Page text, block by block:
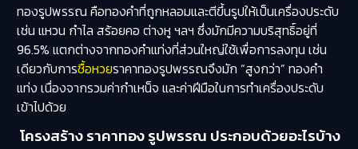
ทองรูปพรรณ คือทองคำที่ถูกหลอมและตีขึ้นรูปให้เป็นเครื่องประดับ
เช่น แหวน กำไล สร้อยคอ ต่างหู ฯลฯ ซึ่งมักมีความบริสุทธิ์อยู่ที่
96.5% แตกต่างจากทองคำแท่งที่ส่วนใหญ่ใช้เพื่อการลงทุน เช่น
เดียวกับการชื้อหวยราคาทองรูปพรรณจึงมัก “สูงกว่า” ทองคำ
แท่ง เนื่องจากรวมค่ากำเหน็จ และค่าฝีมือในการทำเครื่องประดับ
เข้าไปด้วย
โครงสร้าง ราคาทอง รูปพรรณ ประกอบด้วยอะไรบ้าง